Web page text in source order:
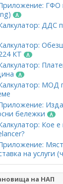
ГФО
ДДС
КТ
МОД
бележки
Кое
на услуги
на НАП